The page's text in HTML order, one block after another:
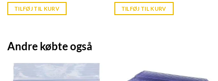
is:
kr. 39,95.
TILFØJ TIL KURV
is:
kr. 39,95.
TILFØJ TIL KURV
Andre købte også